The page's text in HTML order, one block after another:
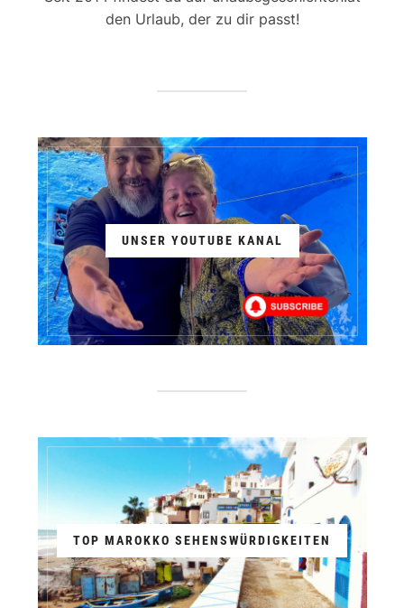
den Urlaub, der zu dir passt!
UNSER YOUTUBE KANAL
TOP MAROKKO SEHENSWÜRDIGKEITEN